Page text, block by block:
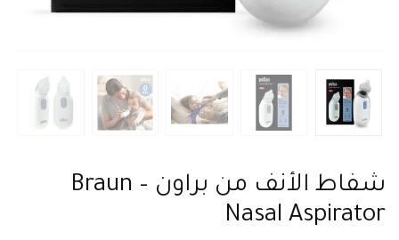
شفاط الأنف من براون – Braun
Nasal Aspirator